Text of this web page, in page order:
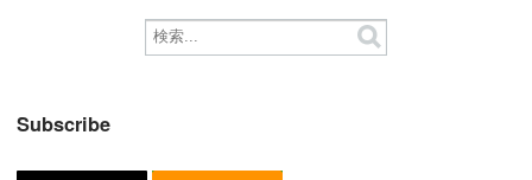
Subscribe